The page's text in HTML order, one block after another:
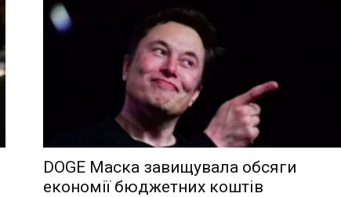
DOGE Маска завищувала обсяги
економії бюджетних коштів